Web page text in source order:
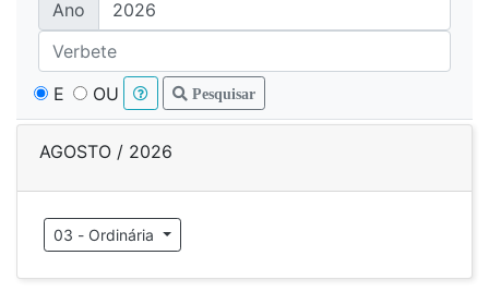
Ano
E OU Pesquisar
AGOSTO / 2026
03 - Ordinária